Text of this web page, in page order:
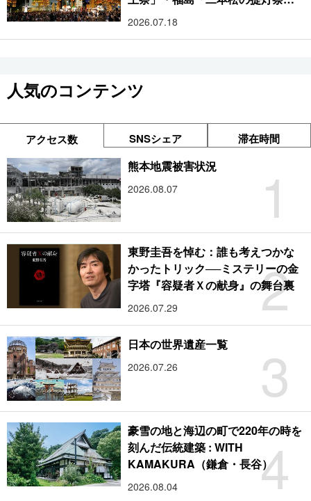
り」:おびただしい灯火が夜空を照
2026.07.18
人気のコンテンツ
アクセス数 SNSシェア 滞在時間
1
熊本地震被害状況
2026.08.07
2
東野圭吾を悼む：誰も考えつかな
かったトリック──ミステリーの金
字塔『容疑者Ｘの献身』の舞台裏
2026.07.29
3
日本の世界遺産一覧
2026.07.26
4
豪雪の地と海辺の町で220年の時を
刻んだ伝統建築 : WITH
KAMAKURA（鎌倉・長谷）
2026.08.04